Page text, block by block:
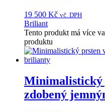
19 500 Kč vč. DPH
Briliant
Tento produkt má více
produktu
Minimalistický
zdobený